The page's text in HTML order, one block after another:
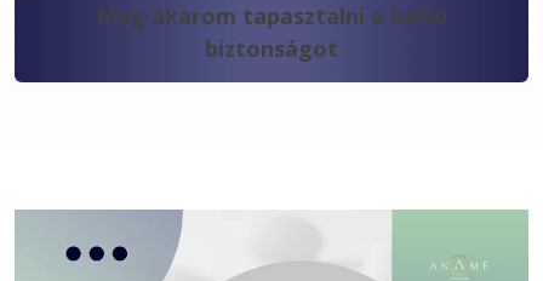
Meg akarom tapasztalni a belső
biztonságot